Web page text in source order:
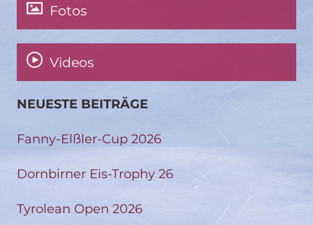
Fotos
Videos
NEUESTE BEITRÄGE
Fanny-Elßler-Cup 2026
Dornbirner Eis-Trophy 26
Tyrolean Open 2026